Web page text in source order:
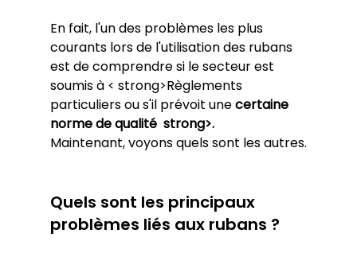
En fait, l'un des problèmes les plus
courants lors de l'utilisation des rubans
est de comprendre si le secteur est
soumis à < strong>Règlements
particuliers ou s'il prévoit une certaine
norme de qualité  strong>.
Maintenant, voyons quels sont les autres.
Quels sont les principaux
problèmes liés aux rubans ?